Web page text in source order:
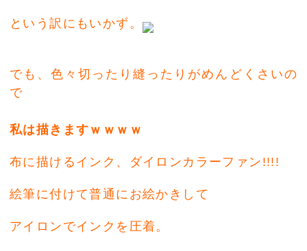
という訳にもいかず。
でも、色々切ったり縫ったりがめんどくさいの
で
私は描きますｗｗｗｗ
布に描けるインク、ダイロンカラーファン!!!!
絵筆に付けて普通にお絵かきして
アイロンでインクを圧着。